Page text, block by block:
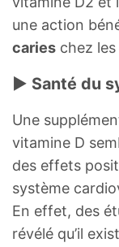
une action
caries chez
► Santé du
Une
vitamine D
des effets
système
En effet, des
révélé qu’il